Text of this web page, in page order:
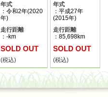
年式
：令和2年(2020
年)
走行距離
：-km
SOLD OUT
(税込)
年式
：平成27年
(2015年)
走行距離
：85,698km
SOLD OUT
(税込)